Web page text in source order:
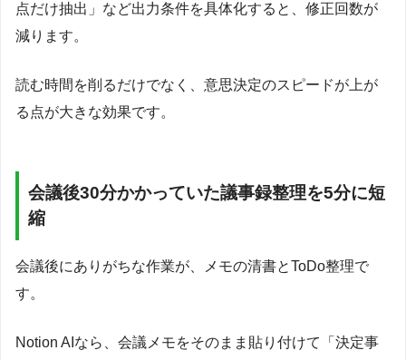
点だけ抽出」など出力条件を具体化すると、修正回数が
減ります。
読む時間を削るだけでなく、意思決定のスピードが上が
る点が大きな効果です。
会議後30分かかっていた議事録整理を5分に短
縮
会議後にありがちな作業が、メモの清書とToDo整理で
す。
Notion AIなら、会議メモをそのまま貼り付けて「決定事